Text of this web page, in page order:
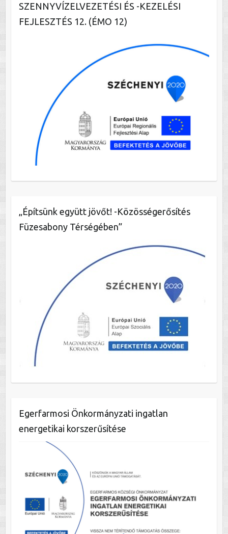
SZENNYVÍZELVEZETÉSI ÉS -KEZELÉSI
FEJLESZTÉS 12. (ÉMO 12)
„Építsünk együtt jövőt! -Közösségerősítés
Füzesabony Térségében”
Egerfarmosi Önkormányzati ingatlan
energetikai korszerűsítése